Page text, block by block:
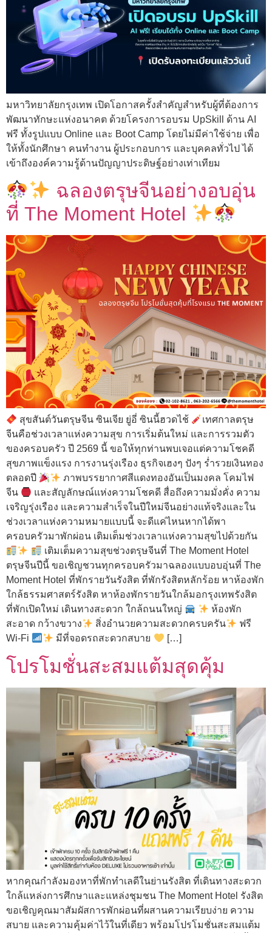
มหาวิทยาลัยกรุงเทพ เปิดโอกาสครั้งสำคัญสำหรับผู้ที่ต้องการ
พัฒนาทักษะแห่งอนาคต ด้วยโครงการอบรม UpSkill ด้าน AI
ฟรี ทั้งรูปแบบ Online และ Boot Camp โดยไม่มีค่าใช้จ่าย เพื่อ
ให้ทั้งนักศึกษา คนทำงาน ผู้ประกอบการ และบุคคลทั่วไป ได้
เข้าถึงองค์ความรู้ด้านปัญญาประดิษฐ์อย่างเท่าเทียม
ฉลองตรุษจีนอย่างอบอุ่น
ที่ The Moment Hotel
สุขสันต์วันตรุษจีน ซินเจีย ยู่อี่ ซินนี้ฮวดไช้
เทศกาลตรุษ
จีนคือช่วงเวลาแห่งความสุข การเริ่มต้นใหม่ และการรวมตัว
ของครอบครัว ปี 2569 นี้ ขอให้ทุกท่านพบเจอแต่ความโชคดี
สุขภาพแข็งแรง การงานรุ่งเรือง ธุรกิจเฮงๆ ปังๆ ร่ำรวยเงินทอง
ตลอดปี
ภาพบรรยากาศสีแดงทองอันเป็นมงคล โคมไฟ
จีน
และสัญลักษณ์แห่งความโชคดี สื่อถึงความมั่งคั่ง ความ
เจริญรุ่งเรือง และความสำเร็จในปีใหม่จีนอย่างแท้จริงและใน
ช่วงเวลาแห่งความหมายแบบนี้ จะดีแค่ไหนหากได้พา
ครอบครัวมาพักผ่อน เติมเต็มช่วงเวลาแห่งความสุขไปด้วยกัน
เติมเต็มความสุขช่วงตรุษจีนที่ The Moment Hotel
ตรุษจีนปีนี้ ขอเชิญชวนทุกครอบครัวมาฉลองแบบอบอุ่นที่ The
Moment Hotel ที่พักรายวันรังสิต ที่พักรังสิตหลักร้อย หาห้องพัก
ใกล้ธรรมศาสตร์รังสิต หาห้องพักรายวันใกล้มอกรุงเทพรังสิต
ที่พักเปิดใหม่ เดินทางสะดวก ใกล้ถนนใหญ่
ห้องพัก
สะอาด กว้างขวาง
สิ่งอำนวยความสะดวกครบครัน
ฟรี
Wi-Fi
มีที่จอดรถสะดวกสบาย […]
โปรโมชั่นสะสมแต้มสุดคุ้ม
หากคุณกำลังมองหาที่พักทำเลดีในย่านรังสิต ที่เดินทางสะดวก
ใกล้แหล่งการศึกษาและแหล่งชุมชน The Moment Hotel รังสิต
ขอเชิญคุณมาสัมผัสการพักผ่อนที่ผสานความเรียบง่าย ความ
สบาย และความคุ้มค่าไว้ในที่เดียว พร้อมโปรโมชั่นสะสมแต้ม